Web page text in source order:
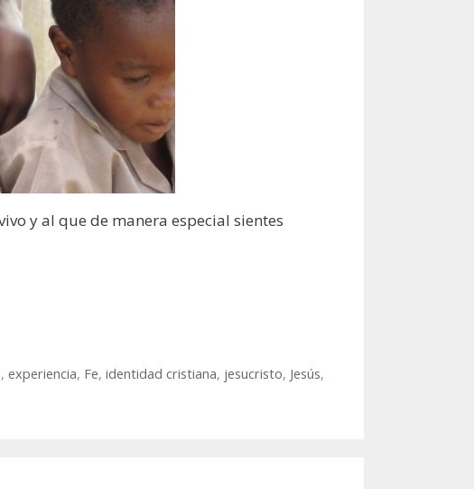
y al que de manera especial sientes
, experiencia, Fe, identidad cristiana, jesucristo, Jesús,